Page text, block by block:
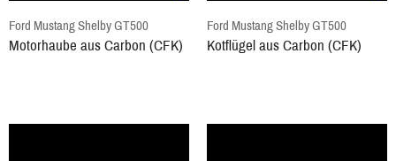
Ford Mustang Shelby GT500
Motorhaube aus Carbon (CFK)
Ford Mustang Shelby GT500
Kotflügel aus Carbon (CFK)